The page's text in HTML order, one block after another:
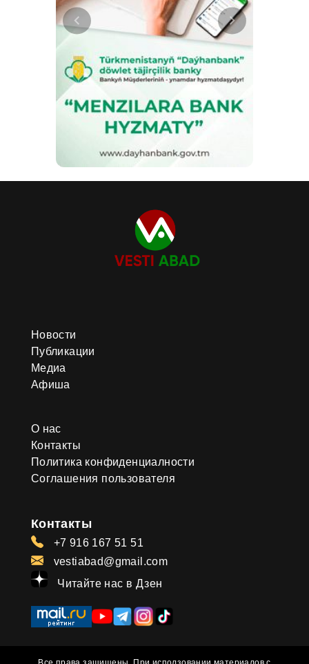
Новости
Публикации
Медиа
Афиша
О нас
Контакты
Политика конфиденциалности
Соглашения пользователя
Контакты
+7 916 167 51 51
vestiabad@gmail.com
Читайте нас в Дзен